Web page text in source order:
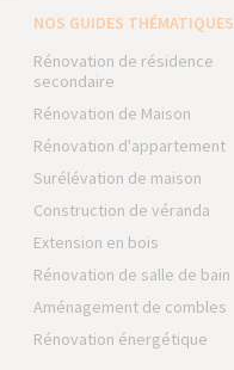
NOS GUIDES THÉMATIQUES
Rénovation de résidence
secondaire
Rénovation de Maison
Rénovation d'appartement
Surélévation de maison
Construction de véranda
Extension en bois
Rénovation de salle de bain
Aménagement de combles
Rénovation énergétique